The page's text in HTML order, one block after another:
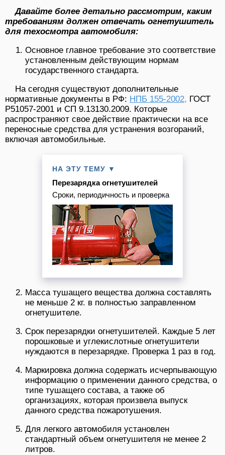
Давайте более детально рассмотрим, каким
требованиям должен отвечать огнетушитель
для техосмотра автомобиля:
Основное главное требование это соответствие
установленным действующим нормам
государственного стандарта.
На сегодня существуют дополнительные
нормативные документы в РФ: НПБ 155-2002, ГОСТ
Р51057-2001 и СП 9.13130.2009. Которые
распространяют свое действие практически на все
переносные средства для устранения возгораний,
включая автомобильные.
НА ЭТУ ТЕМУ ▼
Перезарядка огнетушителей
Сроки, периодичность и проверка
Масса тушащего вещества должна составлять
не меньше 2 кг. в полностью заправленном
огнетушителе.
Срок перезарядки огнетушителей. Каждые 5 лет
порошковые и углекислотные огнетушители
нуждаются в перезарядке. Проверка 1 раз в год.
Маркировка должна содержать исчерпывающую
информацию о применении данного средства, о
типе тушащего состава, а также об
организациях, которая произвела выпуск
данного средства пожаротушения.
Для легкого автомобиля установлен
стандартный объем огнетушителя не менее 2
литров.